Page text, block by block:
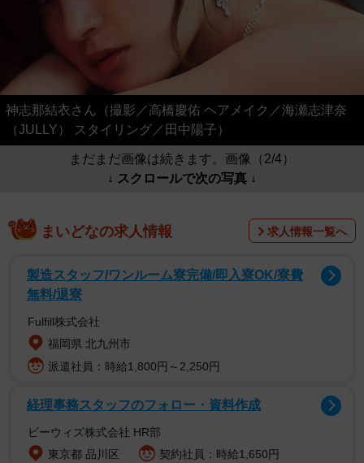
神志那結衣さん（撮影／高橋慶佑 ヘアメイク／海瀬志津奈
（JULLY） スタイリング／田中陽子）
まだまだ画像は続きます。画像（2/4）
↓ スクロールで次の写真 ↓
まいどなの求人情報 求人情報一覧へ
製造スタッフ/ワンルーム寮完備/即入寮OK/寮費
無料/退寮
Fulfill株式会社
福岡県 北九州市
派遣社員：時給1,800円～2,250円
経理事務スタッフのフォロー・資料作成
ビーウィズ株式会社 HR部
東京都 品川区
契約社員：時給1,650円